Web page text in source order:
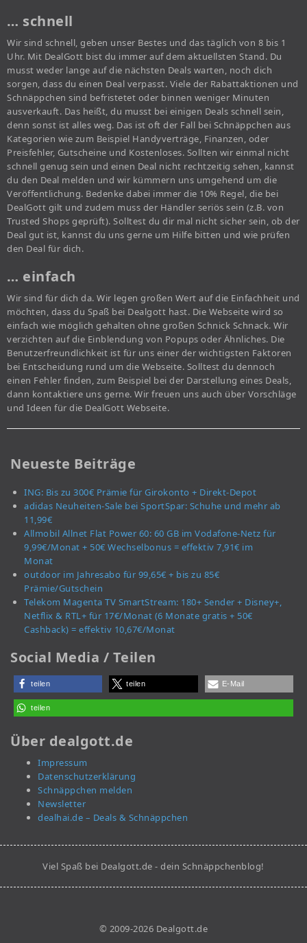
… schnell
Wir sind schnell, geben unser Bestes und das täglich von 8 bis 1
Uhr. Mit DealGott bist du immer auf dem aktuellsten Stand. Du
musst weder lange auf die nächsten Deals warten, noch dich
sorgen, dass du einen Deal verpasst. Viele der Rabattaktionen und
Schnäppchen sind befristetet oder binnen weniger Minuten
ausverkauft. Das heißt, du musst bei einigen Deals schnell sein,
denn sonst ist alles weg. Das ist oft der Fall bei Schnäppchen aus
Kategorien wie zum Beispiel Handyverträge, Finanzen, oder
Preisfehler, Gutscheine und Kostenloses. Sollten wir einmal nicht
schnell genug sein und einen Deal nicht rechtzeitig sehen, kannst
du den Deal melden und wir kümmern uns umgehend um die
Veröffentlichung. Bedenke dabei immer die 10% Regel, die bei
DealGott gilt und zudem muss der Händler seriös sein (z.B. von
Trusted Shops geprüft). Solltest du dir mal nicht sicher sein, ob der
Deal gut ist, kannst du uns gerne um Hilfe bitten und wie prüfen
den Deal für dich.
… einfach
Wir sind für dich da. Wir legen großen Wert auf die Einfachheit und
möchten, dass du Spaß bei Dealgott hast. Die Webseite wird so
einfach wie möglich gehalten ohne großen Schnick Schnack. Wir
verzichten auf die Einblendung von Popups oder Ähnliches. Die
Benutzerfreundlichkeit ist für uns einer der wichtigsten Faktoren
bei Entscheidung rund um die Webseite. Solltest du dennoch
einen Fehler finden, zum Beispiel bei der Darstellung eines Deals,
dann kontaktiere uns gerne. Wir freuen uns auch über Vorschläge
und Ideen für die DealGott Webseite.
Neueste Beiträge
ING: Bis zu 300€ Prämie für Girokonto + Direkt-Depot
adidas Neuheiten-Sale bei SportSpar: Schuhe und mehr ab
11,99€
Allmobil Allnet Flat Power 60: 60 GB im Vodafone-Netz für
9,99€/Monat + 50€ Wechselbonus = effektiv 7,91€ im
Monat
outdoor im Jahresabo für 99,65€ + bis zu 85€
Prämie/Gutschein
Telekom Magenta TV SmartStream: 180+ Sender + Disney+,
Netflix & RTL+ für 17€/Monat (6 Monate gratis + 50€
Cashback) = effektiv 10,67€/Monat
Social Media / Teilen
teilen teilen E-Mail
teilen
Über dealgott.de
Impressum
Datenschutzerklärung
Schnäppchen melden
Newsletter
dealhai.de – Deals & Schnäppchen
Viel Spaß bei Dealgott.de - dein Schnäppchenblog!
© 2009-2026 Dealgott.de